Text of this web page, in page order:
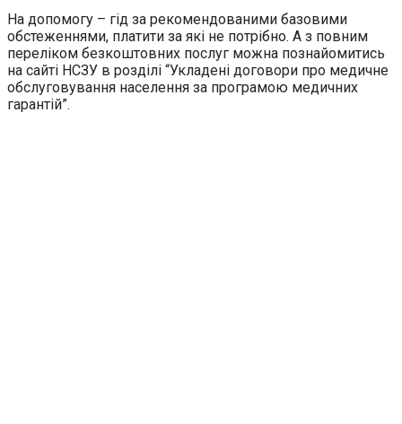
На допомогу – гід за рекомендованими базовими
обстеженнями, платити за які не потрібно. А з повним
переліком безкоштовних послуг можна познайомитись
на сайті НСЗУ в розділі “Укладені договори про медичне
обслуговування населення за програмою медичних
гарантій”.